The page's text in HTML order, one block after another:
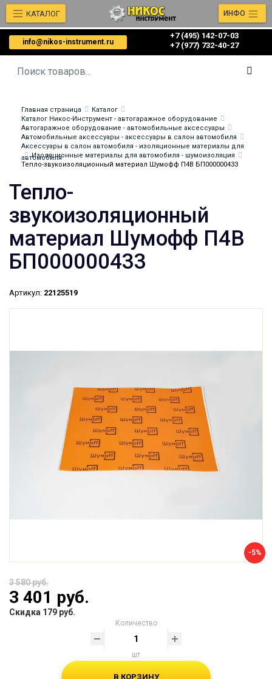
info@nikos-instrument.ru
+7 (495) 142-07-03
‎‎+7 (977) 732-40-27
КАТАЛОГ ИНФО
Главная страница
Каталог
Каталог Никос-Инструмент - автогаражное оборудование
Автогаражное оборудование - автомобильные аксессуары
Автомобильные аксессуары - аксессуары в салон автомобиля
Аксессуары в салон автомобиля - изоляционные материалы для
автомобиля
Изоляционные материалы для автомобиля - шумоизоляция
Тепло-звукоизоляционный материал Шумофф П4В БП000000433
Тепло-
звукоизоляционный
материал Шумофф П4В
БП000000433
Артикул: 22125519
-5%
3 580 руб.
3 401 руб.
Скидка 179 руб.
Количество
шт
В КОРЗИНУ